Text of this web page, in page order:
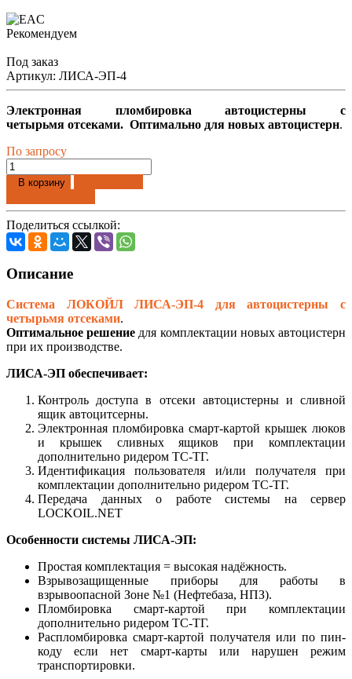
Рекомендуем
Под заказ
Артикул: ЛИСА-ЭП-4
Электронная пломбировка автоцистерны с
четырьмя отсеками. Оптимально для новых автоцистерн.
По запросу
В корзину
Поделиться ссылкой:
Описание
Система ЛОКОЙЛ ЛИСА-ЭП-4 для автоцистерны с
четырьмя отсеками.
Оптимальное решение для комплектации новых автоцистерн
при их производстве.
ЛИСА-ЭП обеспечивает:
Контроль доступа в отсеки автоцистерны и сливной
ящик автоцитсерны.
Электронная пломбировка смарт-картой крышек люков
и крышек сливных ящиков при комплектации
дополнительно ридером ТС-ТГ.
Идентификация пользователя и/или получателя при
комплектации дополнительно ридером ТС-ТГ.
Передача данных о работе системы на сервер
LOCKOIL.NET
Особенности системы ЛИСА-ЭП:
Простая комплектация = высокая надёжность.
Взрывозащищенные приборы для работы в
взрывоопасной Зоне №1 (Нефтебаза, НПЗ).
Пломбировка смарт-картой при комплектации
дополнительно ридером ТС-ТГ.
Распломбировка смарт-картой получателя или по пин-
коду если нет смарт-карты или нарушен режим
транспортировки.